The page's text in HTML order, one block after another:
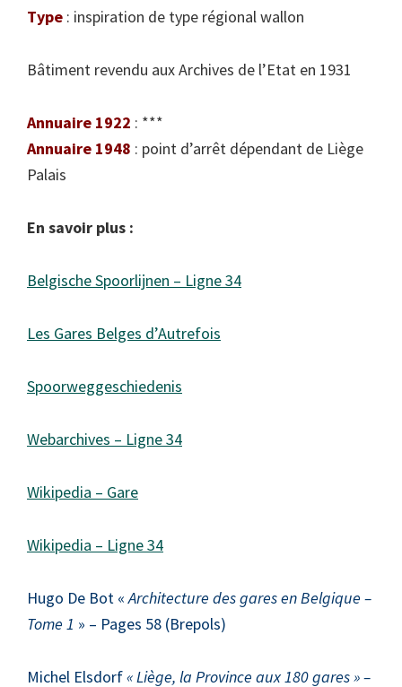
Type : inspiration de type régional wallon
Bâtiment revendu aux Archives de l’Etat en 1931
Annuaire 1922 : ***
Annuaire 1948 : point d’arrêt dépendant de Liège
Palais
En savoir plus :
Belgische Spoorlijnen – Ligne 34
Les Gares Belges d’Autrefois
Spoorweggeschiedenis
Webarchives – Ligne 34
Wikipedia – Gare
Wikipedia – Ligne 34
Hugo De Bot «Architecture des gares en Belgique –
Tome 1 » – Pages 58 (Brepols)
Michel Elsdorf« Liège, la Province aux 180 gares » –